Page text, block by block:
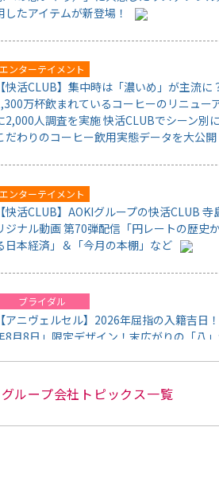
グループ会社トピックス一覧